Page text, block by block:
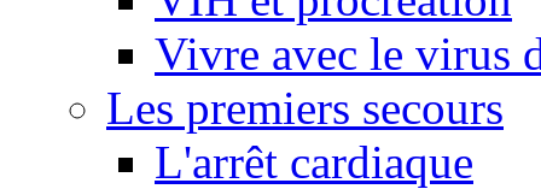
Vivre avec le virus
Les premiers secours
L'arrêt cardiaque